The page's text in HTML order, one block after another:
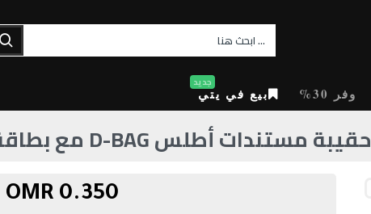
وفر 30% بيع في يتي
جديد
حقيبة مستندات أطلس D-BAG مع بطاقة وزر (برتقالي)
0.350 OMR